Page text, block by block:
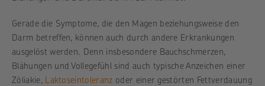
Gerade die Symptome, die den Magen beziehungsweise den
Darm betreffen, können auch durch andere Erkrankungen
ausgelöst werden. Denn insbesondere Bauchschmerzen,
Blähungen und Vollegefühl sind auch typische Anzeichen einer
Zöliakie, Laktoseintoleranz oder einer gestörten Fettverdauung